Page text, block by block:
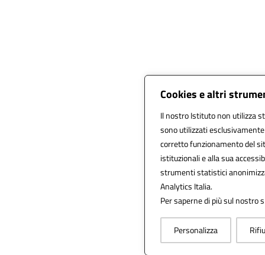
Cookies e altri
Il nostro Istituto non utilizza
sono utilizzati
corretto funzionamento del
istituzionali e alla sua
strumenti statistici
Analytics Italia.
Per saperne di più sul nostro
Personalizza